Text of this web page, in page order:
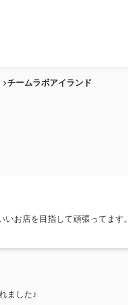
チームラボアイランド
いお店を目指して頑張ってます。
ました♪